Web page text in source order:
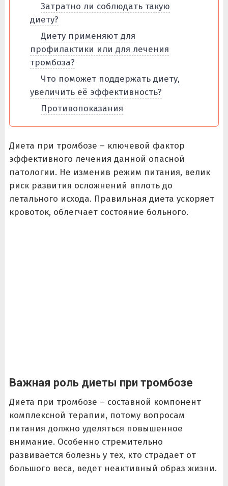
Затратно ли соблюдать такую
диету?
Диету применяют для
профилактики или для лечения
тромбоза?
Что поможет поддержать диету,
увеличить её эффективность?
Противопоказания
Диета при тромбозе – ключевой фактор
эффективного лечения данной опасной
патологии. Не изменив режим питания, велик
риск развития осложнений вплоть до
летального исхода. Правильная диета ускоряет
кровоток, облегчает состояние больного.
Важная роль диеты при тромбозе
Диета при тромбозе – составной компонент
комплексной терапии, потому вопросам
питания должно уделяться повышенное
внимание. Особенно стремительно
развивается болезнь у тех, кто страдает от
большого веса, ведет неактивный образ жизни.